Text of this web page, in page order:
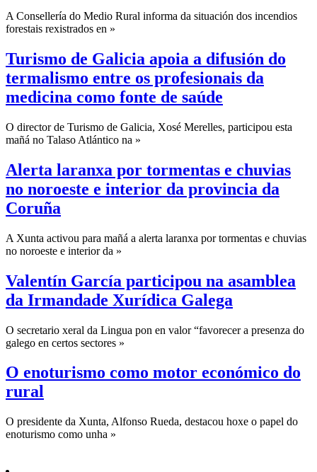
A Consellería do Medio Rural informa da situación dos incendios
forestais rexistrados en »
Turismo de Galicia apoia a difusión do
termalismo entre os profesionais da
medicina como fonte de saúde
O director de Turismo de Galicia, Xosé Merelles, participou esta
mañá no Talaso Atlántico na »
Alerta laranxa por tormentas e chuvias
no noroeste e interior da provincia da
Coruña
A Xunta activou para mañá a alerta laranxa por tormentas e chuvias
no noroeste e interior da »
Valentín García participou na asamblea
da Irmandade Xurídica Galega
O secretario xeral da Lingua pon en valor “favorecer a presenza do
galego en certos sectores »
O enoturismo como motor económico do
rural
O presidente da Xunta, Alfonso Rueda, destacou hoxe o papel do
enoturismo como unha »